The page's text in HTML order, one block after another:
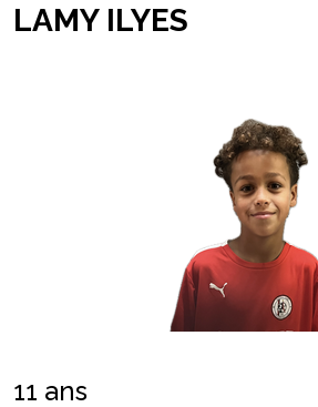
LAMY ILYES
11 ans